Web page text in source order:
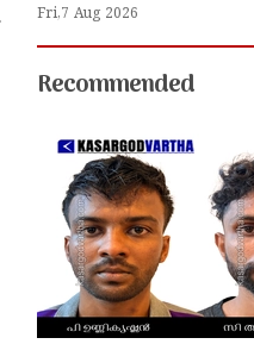
Fri,7 Aug 2026
Recommended